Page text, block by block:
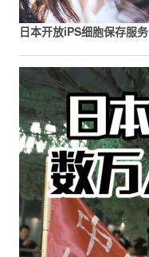
日本开放iPS细胞保存服务